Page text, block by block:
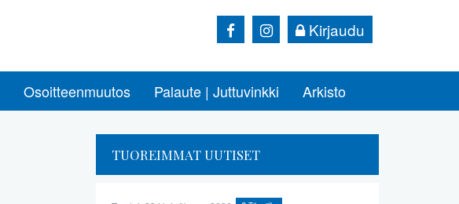
Kirjaudu
Osoitteenmuutos Palaute | Juttuvinkki Arkisto
TUOREIMMAT UUTISET